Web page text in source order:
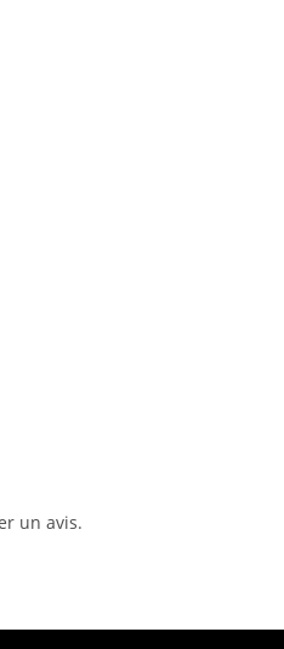
un avis.